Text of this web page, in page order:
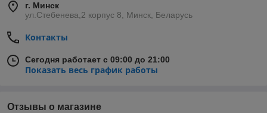
г. Минск
ул.Стебенева,2 корпус 8, Минск, Беларусь
Контакты
Сегодня работает с 09:00 до 21:00
Показать весь график работы
Отзывы о магазине